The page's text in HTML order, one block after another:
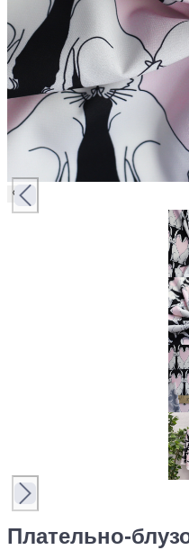
Плательно-